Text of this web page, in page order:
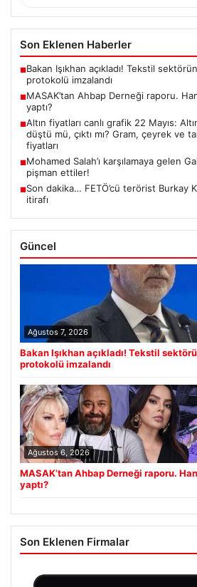
Son Eklenen Haberler
■Bakan Işıkhan açıkladı! Tekstil
protokolü imzalandı
■MASAK’tan Ahbap Derneği raporu.
yaptı?
■Altın fiyatları canlı grafik 22 Mayıs:
düştü mü, çıktı mı? Gram, çeyrek ve
fiyatları
■Mohamed Salah’ı karşılamaya gelen
pişman ettiler!
■Son dakika… FETÖ’cü terörist Burkay
itirafı
Güncel
Ağustos 7, 2026
Bakan Işıkhan açıkladı! Tekstil
protokolü imzalandı
Ağustos 6, 2026
MASAK’tan Ahbap Derneği raporu.
yaptı?
Son Eklenen Firmalar